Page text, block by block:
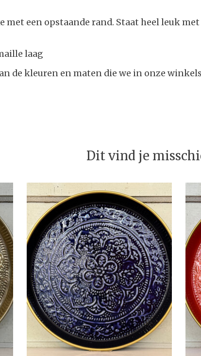
met een opstaande rand. Staat heel leuk
laag
de kleuren en maten die we in onze
Dit vind je